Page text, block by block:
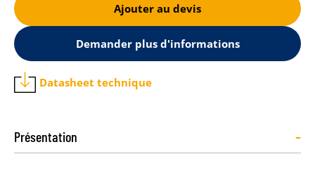
Ajouter au devis
Demander plus d'informations
Datasheet technique
Présentation -